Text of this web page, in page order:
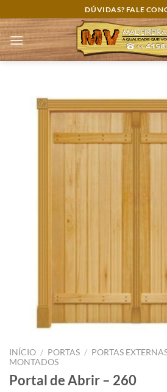
to
content
DÚVIDAS? FALE
INÍCIO / PORTAS / PORTAS
MONTADOS
Portal de Abrir – 260